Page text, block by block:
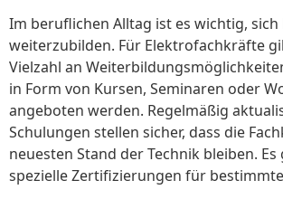
Im beruflichen Alltag ist es wichtig,
weiterzubilden. Für Elektrofachkräfte
Vielzahl an
in Form von Kursen, Seminaren oder
angeboten werden. Regelmäßig
Schulungen stellen sicher, dass die
neuesten Stand der Technik bleiben. Es
spezielle Zertifizierungen für